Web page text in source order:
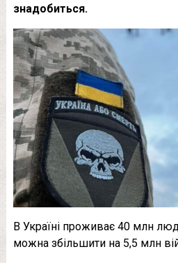
знадобиться.
В Україні проживає 40 млн
можна збільшити на 5,5 млн